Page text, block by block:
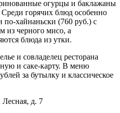
огурцы и баклажаны
горячих блюд особенно
по-хайнаньски (760 руб.) с
из черного мисо, а
блюда из утки.
и совладелец ресторана
и саке-карту. В меню
за бутылку и классическое
д. 7